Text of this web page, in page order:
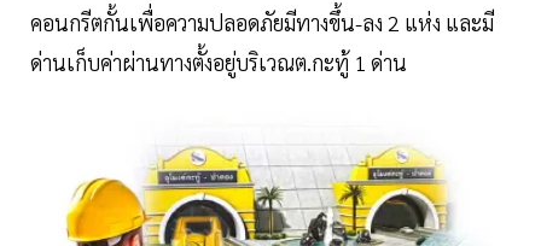
คอนกรีตกั้นเพื่อความปลอดภัยมีทางขึ้น-ลง 2 แห่ง และมี
ด่านเก็บค่าผ่านทางตั้งอยู่บริเวณต.กะทู้ 1 ด่าน